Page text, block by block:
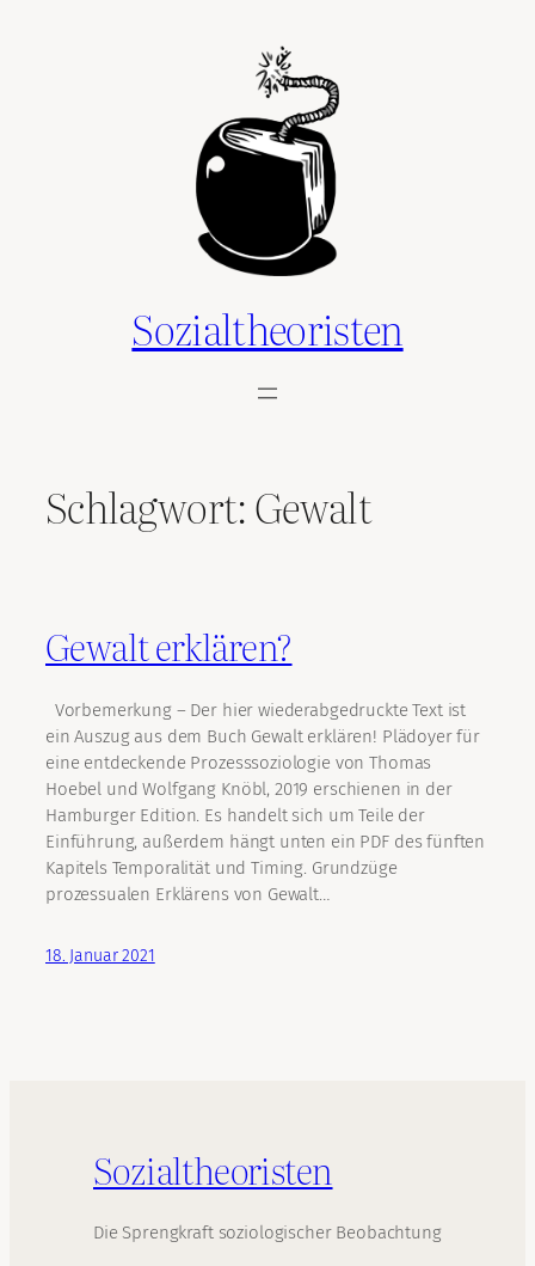
Sozialtheoristen
Schlagwort:Gewalt
Gewalt erklären?
Vorbemerkung – Der hier wiederabgedruckte Text ist
ein Auszug aus dem Buch Gewalt erklären! Plädoyer für
eine entdeckende Prozesssoziologie von Thomas
Hoebel und Wolfgang Knöbl, 2019 erschienen in der
Hamburger Edition. Es handelt sich um Teile der
Einführung, außerdem hängt unten ein PDF des fünften
Kapitels Temporalität und Timing. Grundzüge
prozessualen Erklärens von Gewalt…
18. Januar 2021
Sozialtheoristen
Die Sprengkraft soziologischer Beobachtung